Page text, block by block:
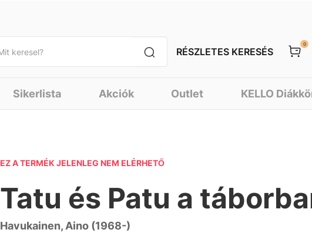
RÉSZLETES KERESÉS
0
Sikerlista Akciók Outlet KELLO
EZ A TERMÉK JELENLEG NEM ELÉRHETŐ
Tatu és Patu a
Havukainen, Aino (1968-)